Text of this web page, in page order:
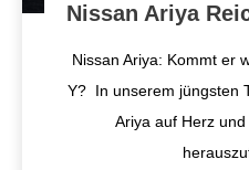
Nissan Ariya
Nissan Ariya: Kommt er
Y? In unserem jüngsten
Ariya auf Herz